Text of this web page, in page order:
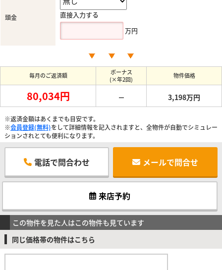
頭金
直接入力する
万円
毎月のご返済額
ボーナス
(×年2回)
物件価格
80,034円 － 3,198万円
※返済金額はあくまでも目安です。
※会員登録(無料)をして詳細情報を記入されますと、全物件が自動でシミュレー
ションされとても便利になります。
電話で問合わせ メールで問合せ
来店予約
この物件を見た人はこの物件も見ています
同じ価格帯の物件はこちら